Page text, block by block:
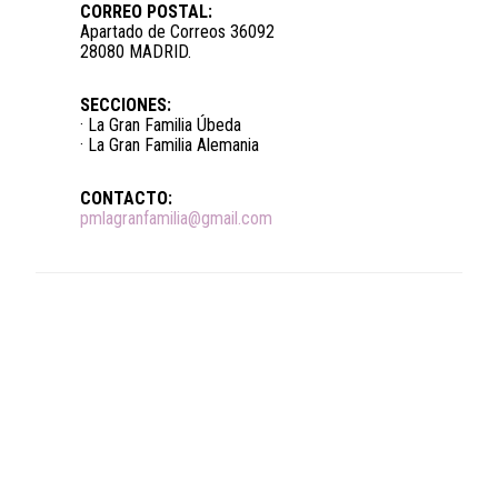
CORREO POSTAL:
Apartado de Correos 36092
28080 MADRID.
SECCIONES:
· La Gran Familia Úbeda
· La Gran Familia Alemania
CONTACTO:
pmlagranfamilia@gmail.com